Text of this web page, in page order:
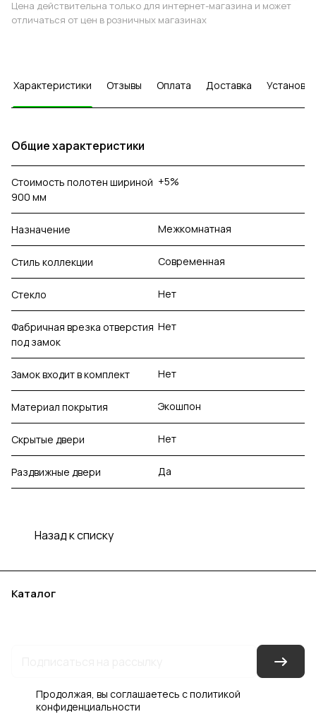
Цена действительна только для интернет-магазина и может
отличаться от цен в розничных магазинах
Характеристики Отзывы Оплата Доставка Установка
Общие характеристики
Стоимость полотен шириной
900 мм
+5%
Назначение Межкомнатная
Стиль коллекции Современная
Стекло Нет
Фабричная врезка отверстия
под замок
Нет
Замок входит в комплект Нет
Материал покрытия Экошпон
Скрытые двери Нет
Раздвижные двери Да
Назад к списку
Каталог
Продолжая, вы соглашаетесь сполитикой
конфиденциальности